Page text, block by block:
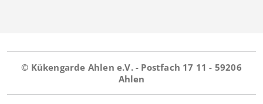
© Kükengarde Ahlen e.V. - Postfach 17 11 - 59206
Ahlen